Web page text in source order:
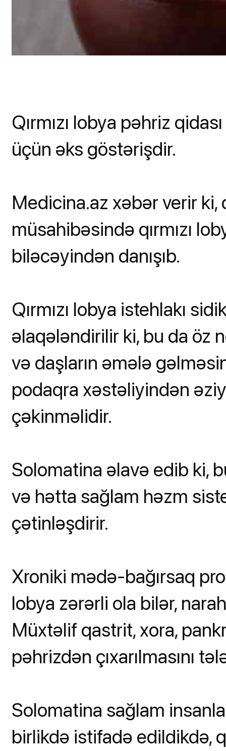
Qırmızı lobya pəhriz
üçün əks göstərişdir.
Medicina.az xəbər verir
müsahibəsində qırmızı
biləcəyindən danışıb.
Qırmızı lobya istehlakı
əlaqələndirilir ki, bu da öz
və daşların əmələ
podaqra xəstəliyindən
çəkinməlidir.
Solomatina əlavə edib ki,
və hətta sağlam həzm
çətinləşdirir.
Xroniki mədə-bağırsaq
lobya zərərli ola bilər,
Müxtəlif qastrit, xora,
pəhrizdən çıxarılmasını
Solomatina sağlam
birlikdə istifadə edildikdə,